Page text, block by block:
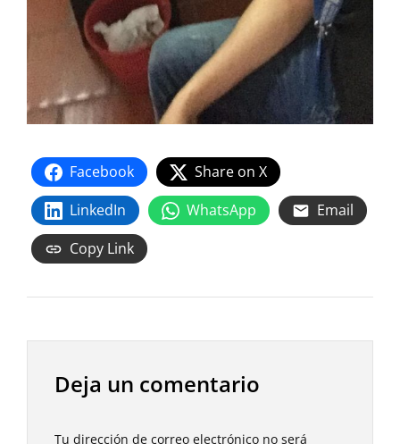
Facebook
Share on X
LinkedIn
WhatsApp
Email
Copy Link
Deja un comentario
Tu dirección de correo electrónico no será